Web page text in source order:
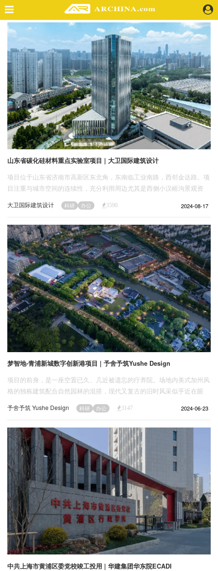
精选案例
建 筑
景 观
室 内
视 频
头条资讯
业 界
机 构
人 物
地 产
快速搜索
企业会员
关于投稿
广告投放
关于我们
联系我们
山东省碳化硅材料重点实验室项目 | 大卫国际建筑设计
项目位于山东省济南市高新区东北角，东南临工业南路，西邻金达路。项
目注重与城市空间的连续性，充分利用周边尤其是西侧小汉峪沟景观资
源，尽量规避南侧不利视线条件。
大卫国际建筑设计 科研 办公 3590 2024-08-17
梦智地-青浦新城数字创新港项目 | 予舍予筑Yushe Design
项目的前身，是一座空置已久、几近被遗忘的疗养院。场地内美式加州风
格的独栋建筑配合自然园林的混搭，现代又复古的旧时风采似乎近在眼
前。项目总占地面积22753平方米、总建筑面积约18000平方米。为紧贴
城市更新趋势，业主方决定将其改造成全新的技术设计研发与产业办公
予舍予筑 Yushe Design 科研 办公 3147 2024-06-23
中共上海市黄浦区委党校竣工投用 | 华建集团华东院ECADI